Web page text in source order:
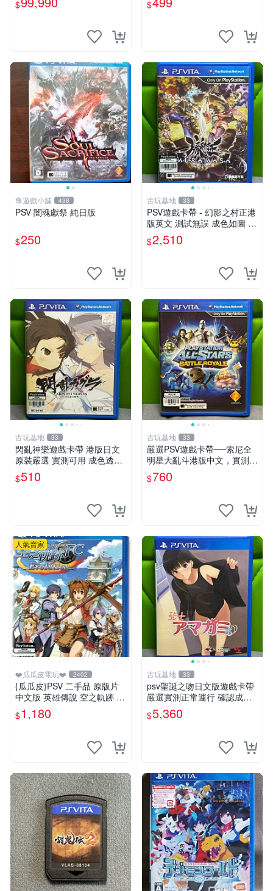
玩】
$
期)(遊戲都有回收)
$
隼遊戲小舖 438
PSV 闇魂獻祭 純日版
$250
古玩基地 33
PSV遊戲卡帶 - 幻影之村正港
版英文 測試無誤 成色如圖 唯
美收藏推薦 幻影之村 正版PS
V 港版卡帶 成色保證 村正 港
$2,510
古玩基地 33
閃亂神樂遊戲卡帶 港版日文
原裝嚴選 實測可用 成色透明
保証 正常玩耍無問題 閃亂神
樂 港版 日文 卡帶 港行
$510
古玩基地 33
嚴選PSV遊戲卡帶──索尼全
明星大亂斗港版中文，實測性
能佳，成色如圖，確保收到同
款。拍前請查收詳情，售出商
$760
人氣賣家
❤️瓜瓜皮電玩❤️ 2402
{瓜瓜皮}PSV 二手品 原版片
中文版 英雄傳說 空之軌跡 F
C Evolution(遊戲都有回收)
$1,180
古玩基地 33
psv聖誕之吻日文版遊戲卡帶
嚴選實測正常運行 確認成色
拍下即發 聖誕之吻 日文 psv
游戲
$5,360